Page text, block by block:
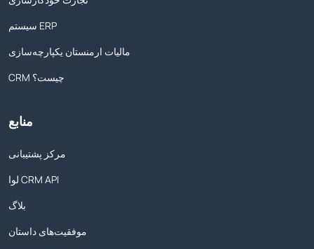
سیستم ERP
مالیات ارمنستان یکپارچه‌سازی
CRM چیست؟
منابع
مرکز پشتیبانی
لوا CRM API
بلاگ
موفقیت‌های داستان